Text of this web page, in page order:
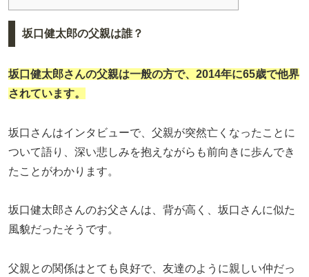
坂口健太郎の父親は誰？
坂口健太郎さんの父親は一般の方で、2014年に65歳で他界
されています。
坂口さんはインタビューで、父親が突然亡くなったことに
ついて語り、深い悲しみを抱えながらも前向きに歩んでき
たことがわかります。
坂口健太郎さんのお父さんは、背が高く、坂口さんに似た
風貌だったそうです。
父親との関係はとても良好で、友達のように親しい仲だっ